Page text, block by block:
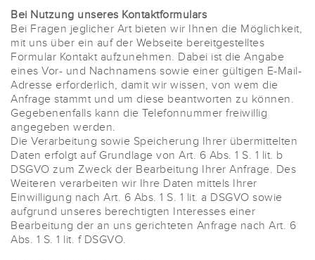
Bei Nutzung unseres Kontaktformulars
Bei Fragen jeglicher Art bieten wir Ihnen die Möglichkeit,
mit uns über ein auf der Webseite bereitgestelltes
Formular Kontakt aufzunehmen. Dabei ist die Angabe
eines Vor- und Nachnamens sowie einer gültigen E-Mail-
Adresse erforderlich, damit wir wissen, von wem die
Anfrage stammt und um diese beantworten zu können.
Gegebenenfalls kann die Telefonnummer freiwillig
angegeben werden.
Die Verarbeitung sowie Speicherung Ihrer übermittelten
Daten erfolgt auf Grundlage von Art. 6 Abs. 1 S. 1 lit. b
DSGVO zum Zweck der Bearbeitung Ihrer Anfrage. Des
Weiteren verarbeiten wir Ihre Daten mittels Ihrer
Einwilligung nach Art. 6 Abs. 1 S. 1 lit. a DSGVO sowie
aufgrund unseres berechtigten Interesses einer
Bearbeitung der an uns gerichteten Anfrage nach Art. 6
Abs. 1 S. 1 lit. f DSGVO.